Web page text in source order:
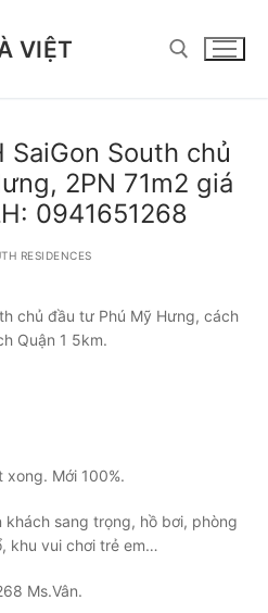
VIỆT
SaiGon South chủ
2PN 71m2 giá
0941651268
RESIDENCES
chủ đầu tư Phú Mỹ Hưng, cách
Quận 1 5km.
xong. Mới 100%.
khách sang trọng, hồ bơi, phòng
khu vui chơi trẻ em…
Ms.Vân.